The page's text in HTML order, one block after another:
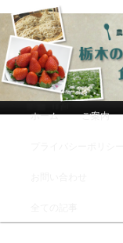
農政部職
もの食べ
メインコンテン
サブコンテンツ
ホーム ご案内